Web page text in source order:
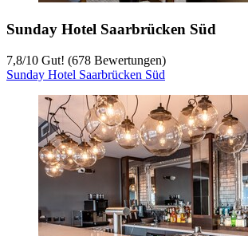
Sunday Hotel Saarbrücken Süd
7,8/10 Gut! (678 Bewertungen)
Sunday Hotel Saarbrücken Süd